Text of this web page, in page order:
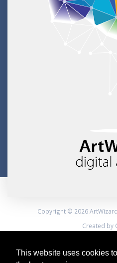
This website uses cookies
Copyright © 2026
Created by